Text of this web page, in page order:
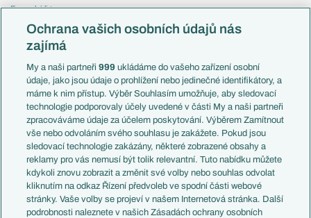
Evropská liga
Mistrovství světa
Liga národů
Témata
Představení týmů MS
EuroSkauting
PL v kostce
Evropské koeficienty
Přestupy
Přestupové spekulace
Zranění
Kluby
Arsenal FC
Česko
Francie
Itálie
Německo
Španělsko
Argentina
Brazílie
Přestupy
Zápasy
Livescore
Tipovací soutěž
Ochrana vašich osobních údajů nás
zajímá
My a naši partneři999 ukládáme do vašeho zařízení osobní
údaje, jako jsou údaje o prohlížení nebo jedinečné identifikátory, a
máme k nim přístup. Výběr Souhlasím umožňuje, aby sledovací
technologie podporovaly účely uvedené v části My a naši partneři
zpracováváme údaje za účelem poskytování. Výběrem Zamítnout
vše nebo odvoláním svého souhlasu je zakážete. Pokud jsou
sledovací technologie zakázány, některé zobrazené obsahy a
reklamy pro vás nemusí být tolik relevantní. Tuto nabídku můžete
kdykoli znovu zobrazit a změnit své volby nebo souhlas odvolat
kliknutím na odkaz Řízení předvoleb ve spodní části webové
stránky. Vaše volby se projeví v našem Internetová stránka. Další
podrobnosti naleznete v našich Zásadách ochrany osobních